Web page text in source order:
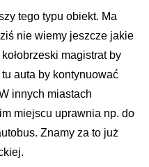
tego typu obiekt. Ma
nie wiemy jeszcze jakie
magistrat by
auta by kontynuować
innych miastach
miejscu uprawnia np. do
Znamy za to już